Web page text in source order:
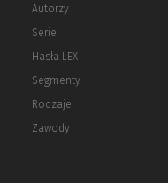
Autorzy
Serie
Hasła LEX
Segmenty
Rodzaje
Zawody